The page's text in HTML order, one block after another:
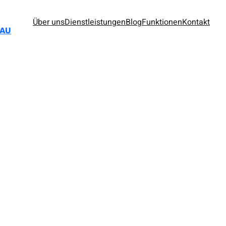
Über unsDienstleistungenBlogFunktionenKontakt